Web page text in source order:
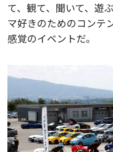
て、観て、聞いて、遊
マ好きのためのコンテ
感覚のイベントだ。